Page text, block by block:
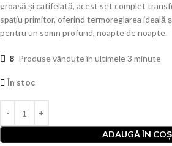
groasă și catifelată, acest set complet
spațiu primitor, oferind termoreglarea ideală
pentru un somn profund, noapte de noapte.
8 Produse vândute în ultimele 3 minute
În stoc
ADAUGĂ ÎN COȘ